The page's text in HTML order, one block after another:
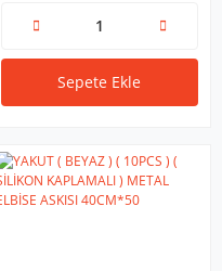
Sepete Ekle